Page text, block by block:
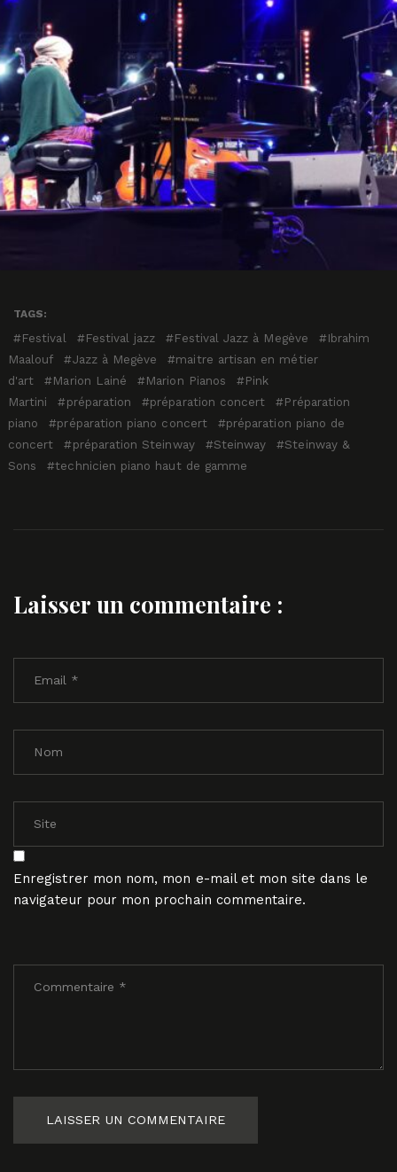
TAGS:
Festival Festival jazz Festival Jazz à Megève
Ibrahim
Maalouf
Jazz à Megève
maitre artisan en métier
d'art
Marion Lainé Marion Pianos
Pink
Martini
préparation préparation concert
Préparation
piano
préparation piano concert
préparation piano de
concert
préparation Steinway Steinway
Steinway &
Sons
technicien piano haut de gamme
Laisser un commentaire :
Enregistrer mon nom, mon e-mail et mon site dans le
navigateur pour mon prochain commentaire.
LAISSER UN COMMENTAIRE